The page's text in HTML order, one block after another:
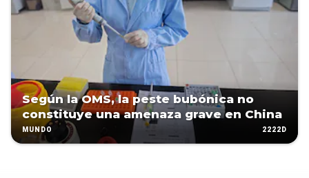
Según la OMS, la peste bubónica no
constituye una amenaza grave en China
MUNDO 2222D